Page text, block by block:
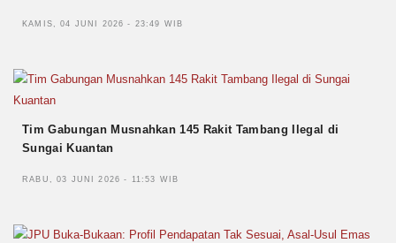
KAMIS, 04 JUNI 2026 - 23:49 WIB
Tim Gabungan Musnahkan 145 Rakit Tambang Ilegal di
Sungai Kuantan
RABU, 03 JUNI 2026 - 11:53 WIB